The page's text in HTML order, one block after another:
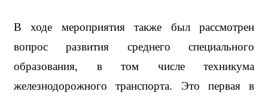
В ходе мероприятия также был рассмотрен
вопрос развития среднего специального
образования, в том числе техникума
железнодорожного транспорта. Это первая в